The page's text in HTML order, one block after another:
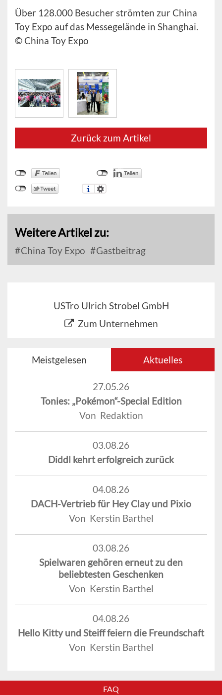
Über 128.000 Besucher strömten zur China
Toy Expo auf das Messegelände in Shanghai.
© China Toy Expo
Zurück zum Artikel
Weitere Artikel zu:
China Toy Expo Gastbeitrag
USTro Ulrich Strobel GmbH
Zum Unternehmen
Meistgelesen Aktuelles
27.05.26
Tonies: „Pokémon“-Special Edition
Von Redaktion
03.08.26
Diddl kehrt erfolgreich zurück
04.08.26
DACH-Vertrieb für Hey Clay und Pixio
Von Kerstin Barthel
03.08.26
Spielwaren gehören erneut zu den
beliebtesten Geschenken
Von Kerstin Barthel
04.08.26
Hello Kitty und Steiff feiern die Freundschaft
Von Kerstin Barthel
FAQ